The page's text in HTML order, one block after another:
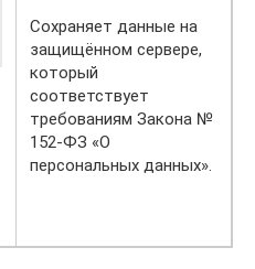
Сохраняет данные на
защищённом сервере,
который
соответствует
требованиям Закона №
152-ФЗ «О
персональных данных».